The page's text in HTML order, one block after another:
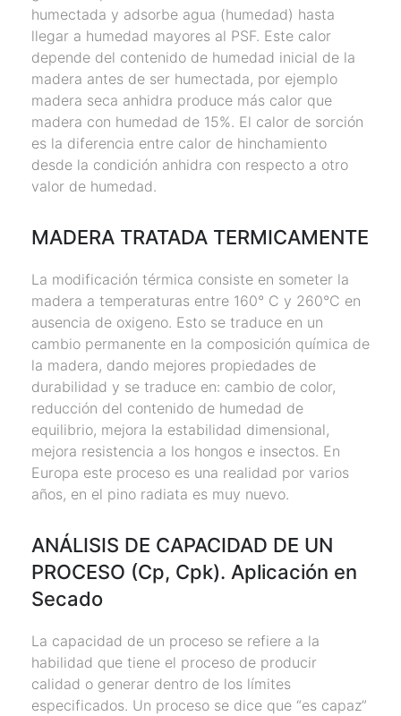
humectada y adsorbe agua (humedad) hasta
llegar a humedad mayores al PSF. Este calor
depende del contenido de humedad inicial de la
madera antes de ser humectada, por ejemplo
madera seca anhidra produce más calor que
madera con humedad de 15%. El calor de sorción
es la diferencia entre calor de hinchamiento
desde la condición anhidra con respecto a otro
valor de humedad.
MADERA TRATADA TERMICAMENTE
La modificación térmica consiste en someter la
madera a temperaturas entre 160° C y 260°C en
ausencia de oxigeno. Esto se traduce en un
cambio permanente en la composición química de
la madera, dando mejores propiedades de
durabilidad y se traduce en: cambio de color,
reducción del contenido de humedad de
equilibrio, mejora la estabilidad dimensional,
mejora resistencia a los hongos e insectos. En
Europa este proceso es una realidad por varios
años, en el pino radiata es muy nuevo.
ANÁLISIS DE CAPACIDAD DE UN
PROCESO (Cp, Cpk). Aplicación en
Secado
La capacidad de un proceso se refiere a la
habilidad que tiene el proceso de producir
calidad o generar dentro de los límites
especificados. Un proceso se dice que “es capaz”